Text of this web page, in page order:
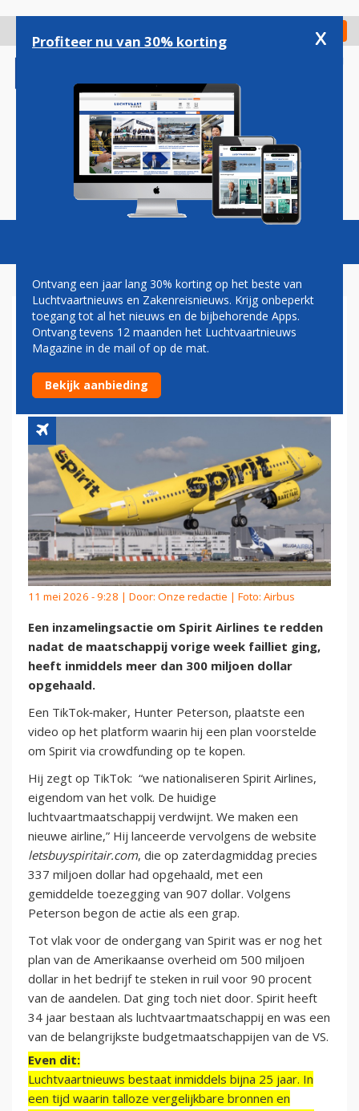
gaan
Check in
Magazine Podcasts Vacatures
CROWDFUNDING LEVERT AL
DIK 300 MILJOEN DOLLAR OP
VOOR DOORSTART SPIRIT
11 mei 2026 - 9:28 | Door: Onze redactie | Foto: Airbus
Een inzamelingsactie om Spirit Airlines te redden
nadat de maatschappij vorige week failliet ging,
heeft inmiddels meer dan 300 miljoen dollar
opgehaald.
Een TikTok‑maker, Hunter Peterson, plaatste een
video op het platform waarin hij een plan voorstelde
om Spirit via crowdfunding op te kopen.
Hij zegt op TikTok: “we nationaliseren Spirit Airlines,
eigendom van het volk. De huidige
luchtvaartmaatschappij verdwijnt. We maken een
nieuwe airline,” Hij lanceerde vervolgens de website
letsbuyspiritair.com, die op zaterdagmiddag precies
337 miljoen dollar had opgehaald, met een
gemiddelde toezegging van 907 dollar. Volgens
Peterson begon de actie als een grap.
Tot vlak voor de ondergang van Spirit was er nog het
plan van de Amerikaanse overheid om 500 miljoen
dollar in het bedrijf te steken in ruil voor 90 procent
van de aandelen. Dat ging toch niet door. Spirit heeft
34 jaar bestaan als luchtvaartmaatschappij en was een
van de belangrijkste budgetmaatschappijen van de VS.
Even dit:
Luchtvaartnieuws bestaat inmiddels bijna 25 jaar. In
een tijd waarin talloze vergelijkbare bronnen en
Profiteer nu van 30% korting x
Ontvang een jaar lang 30% korting op het beste van
Luchtvaartnieuws en Zakenreisnieuws. Krijg onbeperkt
toegang tot al het nieuws en de bijbehorende Apps.
Ontvang tevens 12 maanden het Luchtvaartnieuws
Magazine in de mail of op de mat.
Bekijk aanbieding